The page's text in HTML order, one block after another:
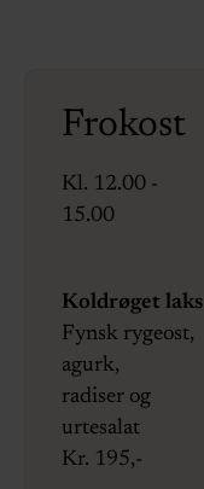
Frokost
Kl. 12.00 -
15.00
Koldrøget laks
Fynsk rygeost,
agurk,
radiser og
urtesalat
Kr. 195,-